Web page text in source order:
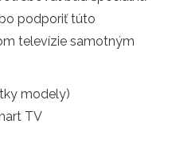
podporiť túto
televízie samotným
modely)
TV